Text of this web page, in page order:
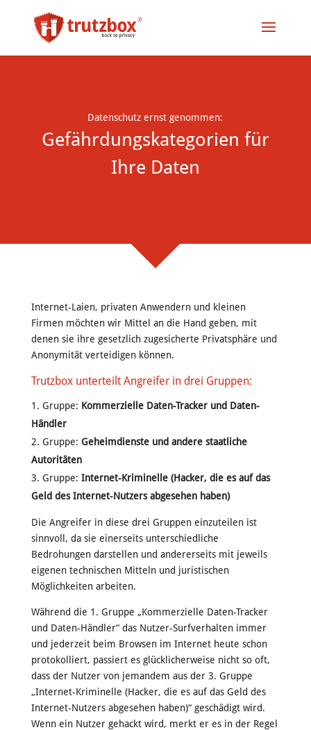
Datenschutz ernst genommen:
Gefährdungskategorien für
Ihre Daten
Internet-Laien, privaten Anwendern und kleinen
Firmen möchten wir Mittel an die Hand geben, mit
denen sie ihre gesetzlich zugesicherte Privatsphäre und
Anonymität verteidigen können.
Trutzbox unterteilt Angreifer in drei Gruppen:
Gruppe: Kommerzielle Daten-Tracker und Daten-
Händler
Gruppe: Geheimdienste und andere staatliche
Autoritäten
Gruppe: Internet-Kriminelle (Hacker, die es auf das
Geld des Internet-Nutzers abgesehen haben)
Die Angreifer in diese drei Gruppen einzuteilen ist
sinnvoll, da sie einerseits unterschiedliche
Bedrohungen darstellen und andererseits mit jeweils
eigenen technischen Mitteln und juristischen
Möglichkeiten arbeiten.
Während die 1. Gruppe „Kommerzielle Daten-Tracker
und Daten-Händler“ das Nutzer-Surfverhalten immer
und jederzeit beim Browsen im Internet heute schon
protokolliert, passiert es glücklicherweise nicht so oft,
dass der Nutzer von jemandem aus der 3. Gruppe
„Internet-Kriminelle (Hacker, die es auf das Geld des
Internet-Nutzers abgesehen haben)“ geschädigt wird.
Wenn ein Nutzer gehackt wird, merkt er es in der Regel